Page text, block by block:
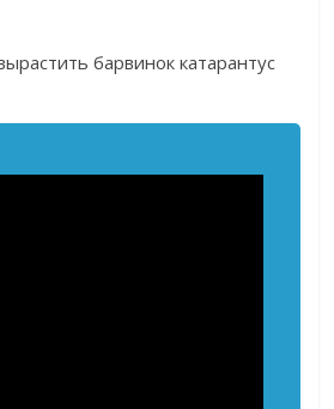
барвинок катарантус